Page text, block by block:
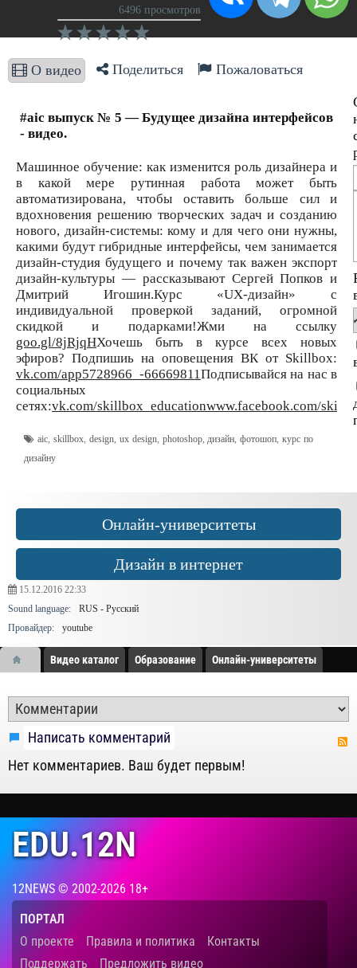
Skillbox: #aic выпуск № 5 — Будущее дизайна
интерфейсов - видео
Skillbox 02:25:18
Skillbox: Отлично, работаем дальше - видео
Skillbox: Зачем становиться дизайнером или что такое
Skillbox 00:01:56
6496 просмотров
О видео Поделиться Пожаловаться
#aic выпуск № 5 — Будущее дизайна интерфейсов
- видео.
Машинное обучение: как изменится роль дизайнера и
в какой мере рутинная работа может быть
автоматизирована, чтобы оставить больше сил и
вдохновения решению творческих задач и созданию
нового, дизайн-системы: кому и для чего они нужны,
какими будут гибридные интерфейсы, чем занимается
дизайн-студия будущего и почему так важен экспорт
дизайн-культуры — рассказывают Сергей Попков и
Дмитрий Игошин.Курс «UX-дизайн» с
индивидуальной проверкой заданий, огромной
скидкой и подарками!Жми на ссылку
goo.gl/8jRjqHХочешь быть в курсе всех новых
эфиров? Подпишиь на оповещения ВК от Skillbox:
vk.com/app5728966_-66669811Подписывайся на нас в
социальных
сетях:vk.com/skillbox_educationwww.facebook.com/
aic, skillbox, design, ux design, photoshop,дизайн,фотошоп,курс по
дизайну
Онлайн-университеты
Дизайн в интернет
15.12.2016 22:33
Sound language:
RUS - Русский
Провайдер:
youtube
Видео каталог Образование Онлайн-университеты
Написать комментарий
Нет комментариев. Ваш будет первым!
EDU.12N
12NEWS © 2002-2026 18+
ПОРТАЛ
О проекте
Правила и политика
Контакты
Поддержать
Предложить видео